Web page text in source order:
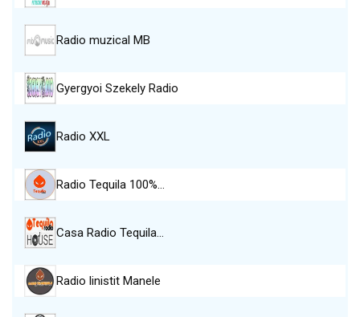
Radio muzical MB
Gyergyoi Szekely Radio
Radio XXL
Radio Tequila 100%…
Casa Radio Tequila…
Radio linistit Manele